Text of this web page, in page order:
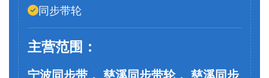
同步带轮
主营范围：
宁波同步带， 慈溪同步带轮， 慈溪同步